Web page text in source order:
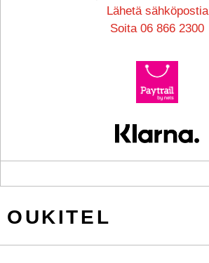
Lähetä sähköpostia
Soita 06 866 2300
OUKITEL